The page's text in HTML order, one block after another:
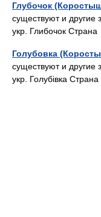
Глубочок
существуют и другие
укр. Глибочок
Голубовка
существуют и другие
укр. Голубівка